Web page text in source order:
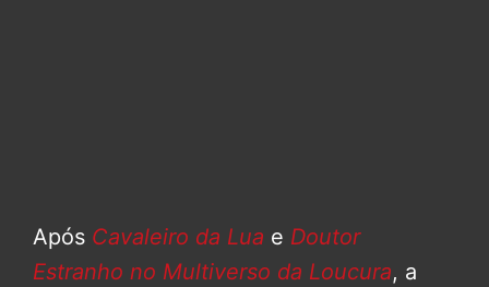
Após Cavaleiro da Lua e Doutor
Estranho no Multiverso da Loucura, a